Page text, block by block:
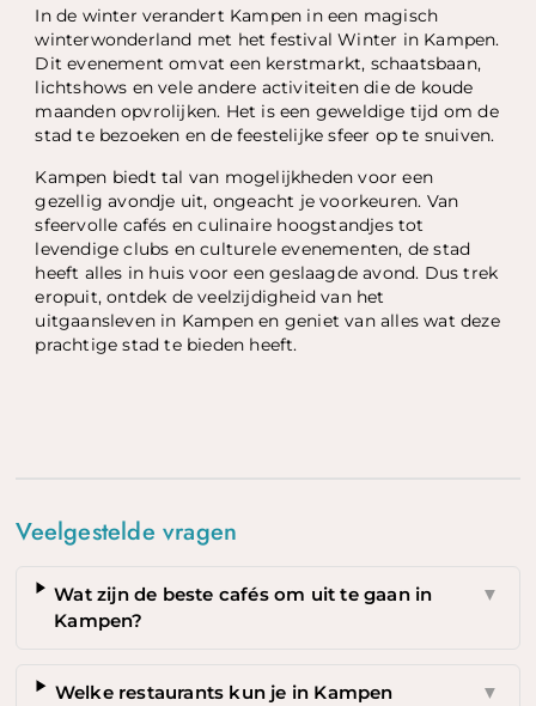
In de winter verandert Kampen in een magisch
winterwonderland met het festival Winter in Kampen.
Dit evenement omvat een kerstmarkt, schaatsbaan,
lichtshows en vele andere activiteiten die de koude
maanden opvrolijken. Het is een geweldige tijd om de
stad te bezoeken en de feestelijke sfeer op te snuiven.
Kampen biedt tal van mogelijkheden voor een
gezellig avondje uit, ongeacht je voorkeuren. Van
sfeervolle cafés en culinaire hoogstandjes tot
levendige clubs en culturele evenementen, de stad
heeft alles in huis voor een geslaagde avond. Dus trek
eropuit, ontdek de veelzijdigheid van het
uitgaansleven in Kampen en geniet van alles wat deze
prachtige stad te bieden heeft.
Veelgestelde vragen
Wat zijn de beste cafés om uit te gaan in
Kampen?
▼
Welke restaurants kun je in Kampen
▼